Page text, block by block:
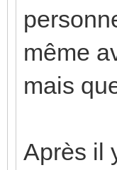
même
mais
Après il